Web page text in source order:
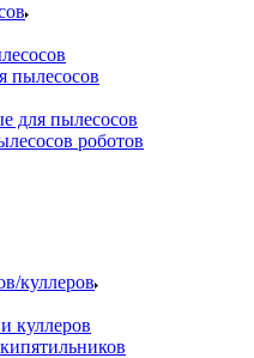
пылесосов
для пылесосов
роботов
куллеров
куллеров